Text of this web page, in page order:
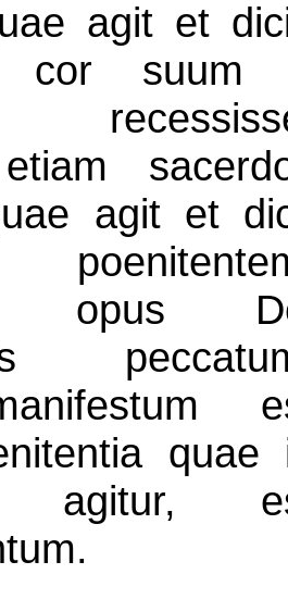
agit et
cor suum
agit et
opus
quae
agitur,